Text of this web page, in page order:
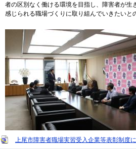
者の区別なく働ける環境を目指し、障害者が生
感じられる職場づくりに取り組んでいきたいと
上尾市障害者職場実習受入企業等表彰制度